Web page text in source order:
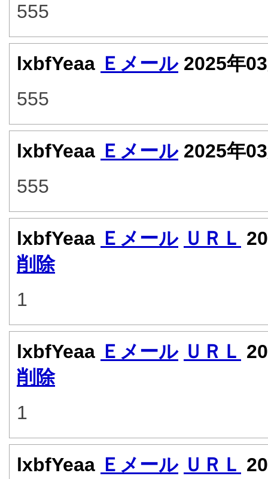
555
lxbfYeaa Ｅメール 2025年
555
lxbfYeaa Ｅメール 2025年
555
lxbfYeaa Ｅメール ＵＲＬ
削除
1
lxbfYeaa Ｅメール ＵＲＬ
削除
1
lxbfYeaa Ｅメール ＵＲＬ